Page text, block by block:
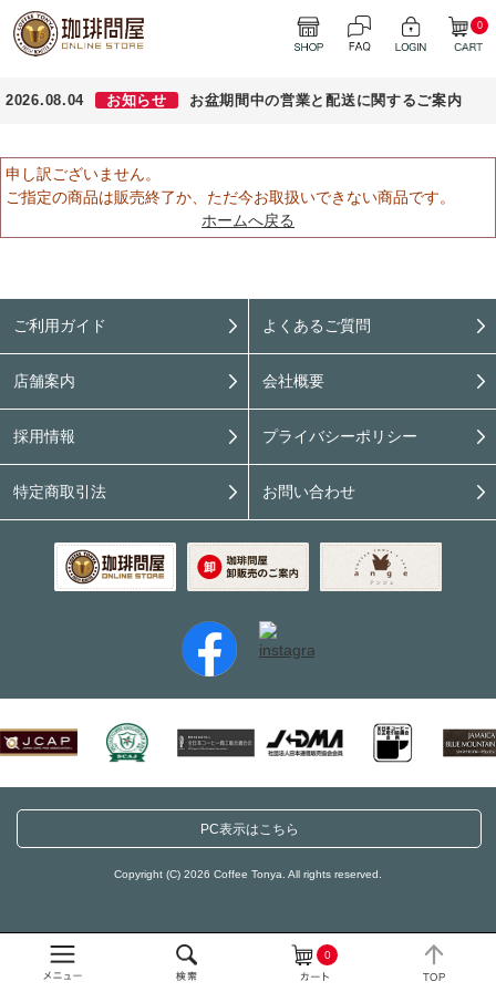
0
0
2026.08.04 お知らせ お盆期間中の営業と配送に関するご案内
申し訳ございません。
ご指定の商品は販売終了か、ただ今お取扱いできない商品です。
ホームへ戻る
ご利用ガイド よくあるご質問
店舗案内 会社概要
採用情報 プライバシーポリシー
特定商取引法 お問い合わせ
PC表示はこちら
Copyright (C) 2026 Coffee Tonya. All rights reserved.